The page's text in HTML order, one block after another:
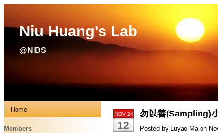
Niu Huang's Lab
@NIBS
Home
Members
NOV 24
12
勿以善(Sampling)
Posted by Luyao Ma on